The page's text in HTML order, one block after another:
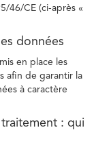
46/CE (ci-après «
données
en place les
afin de garantir la
à caractère
: qui